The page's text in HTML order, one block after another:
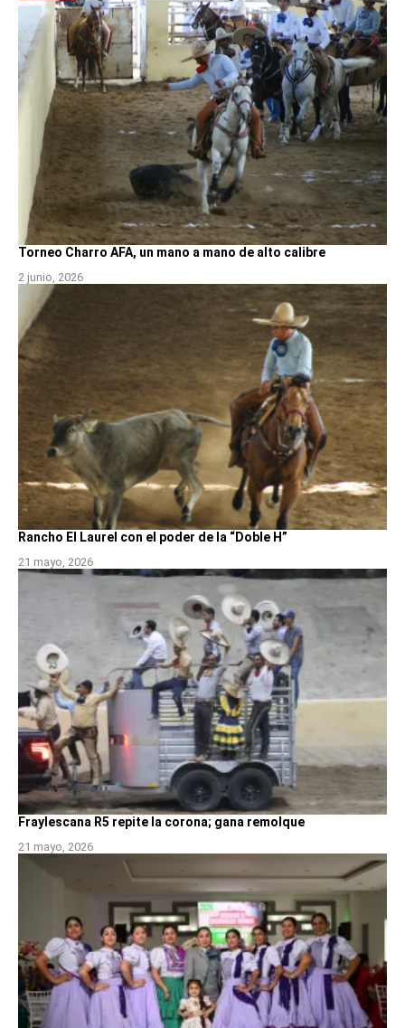
Torneo Charro AFA, un mano a mano de alto calibre
2 junio, 2026
Rancho El Laurel con el poder de la “Doble H”
21 mayo, 2026
Fraylescana R5 repite la corona; gana remolque
21 mayo, 2026